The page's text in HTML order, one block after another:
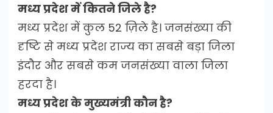
मध्य प्रदेश में कितने जिले है?
मध्य प्रदेश में कुल 52 ज़िले है। जनसंख्या की
दृष्टि से मध्य प्रदेश राज्य का सबसे बड़ा जिला
इंदौर और सबसे कम जनसंख्या वाला जिला
हरदा है।
मध्य प्रदेश के मुख्यमंत्री कौन है?